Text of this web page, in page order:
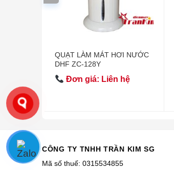
QUẠT LÀM MÁT HƠI NƯỚC
DHF ZC-128Y
Đơn giá: Liên hệ
CÔNG TY TNHH TRẦN KIM SG
Mã số thuế: 0315534855